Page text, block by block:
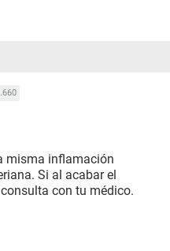
misma inflamación
Si al acabar el
con tu médico.